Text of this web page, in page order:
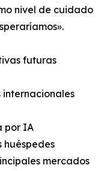
nivel de cuidado
futuras
por IA
huéspedes
mercados